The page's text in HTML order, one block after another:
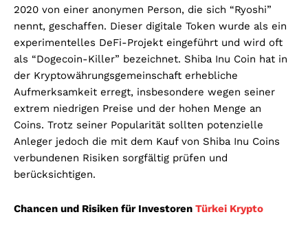
2020 von einer anonymen Person, die sich “Ryoshi”
nennt, geschaffen. Dieser digitale Token wurde als ein
experimentelles DeFi-Projekt eingeführt und wird oft
als “Dogecoin-Killer” bezeichnet. Shiba Inu Coin hat in
der Kryptowährungsgemeinschaft erhebliche
Aufmerksamkeit erregt, insbesondere wegen seiner
extrem niedrigen Preise und der hohen Menge an
Coins. Trotz seiner Popularität sollten potenzielle
Anleger jedoch die mit dem Kauf von Shiba Inu Coins
verbundenen Risiken sorgfältig prüfen und
berücksichtigen.
Chancen und Risiken für Investoren Türkei Krypto